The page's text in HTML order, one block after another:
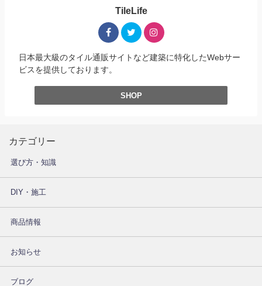
TileLife
日本最大級のタイル通販サイトなど建築に特化したWebサー
ビスを提供しております。
SHOP
カテゴリー
選び方・知識
DIY・施工
商品情報
お知らせ
ブログ